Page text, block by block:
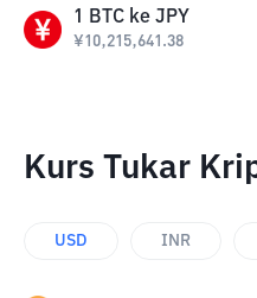
1 BTC ke JPY
¥10,215,641.38
Kurs Tukar
USD INR